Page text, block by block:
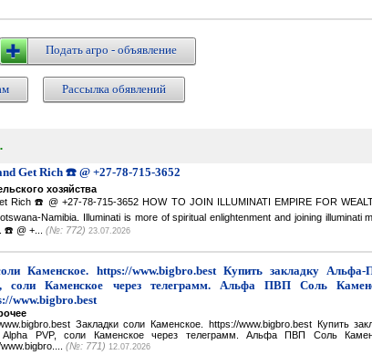
Подать агро - объявление
Рассылка обявлений
Get Rich ☎️ @ +27-78-715-3652
хозяйства
Rich ☎️ @ +27-78-715-3652 HOW TO JOIN ILLUMINATI EMPIRE FOR
Namibia. Illuminati is more of spiritual enlightenment and joining illuminati
☎️ @ +... (№: 772) 23.07.2026
Каменское. https://www.bigbro.best Купить закладку
соли Каменское через телеграмм. Альфа ПВП Соль
www.bigbro.best
Закладки соли Каменское. https://www.bigbro.best Купить
PVP, соли Каменское через телеграмм. Альфа ПВП Соль
(№: 771) 12.07.2026